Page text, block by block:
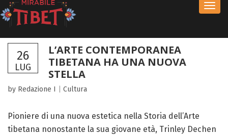
26
LUG
L’ARTE CONTEMPORANEA
TIBETANA HA UNA NUOVA
STELLA
by Redazione I Cultura
Pioniere di una nuova estetica nella Storia dell’Arte
tibetana nonostante la sua giovane età, Trinley Dechen